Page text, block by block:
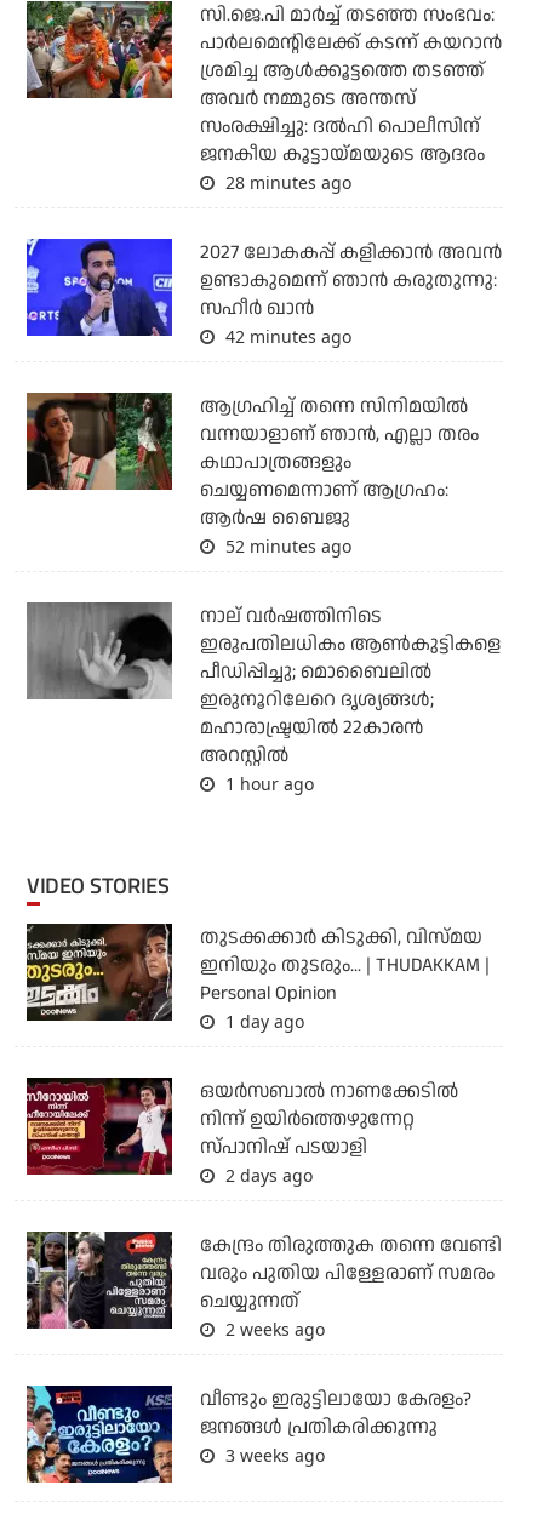
സി.ജെ.പി മാര്‍ച്ച് തടഞ്ഞ സംഭവം:
പാര്‍ലമെന്റിലേക്ക് കടന്ന് കയറാന്‍
ശ്രമിച്ച ആള്‍ക്കൂട്ടത്തെ തടഞ്ഞ്
അവര്‍ നമ്മുടെ അന്തസ്
സംരക്ഷിച്ചു: ദല്‍ഹി പൊലീസിന്
ജനകീയ കൂട്ടായ്മയുടെ ആദരം
28 minutes ago
2027 ലോകകപ്പ് കളിക്കാന്‍ അവന്‍
ഉണ്ടാകുമെന്ന് ഞാന്‍ കരുതുന്നു:
സഹീര്‍ ഖാന്‍
42 minutes ago
ആഗ്രഹിച്ച് തന്നെ സിനിമയില്‍
വന്നയാളാണ് ഞാന്‍, എല്ലാ തരം
കഥാപാത്രങ്ങളും
ചെയ്യണമെന്നാണ് ആഗ്രഹം:
ആര്‍ഷ ബൈജു
52 minutes ago
നാല് വര്‍ഷത്തിനിടെ
ഇരുപതിലധികം ആണ്‍കുട്ടികളെ
പീഡിപ്പിച്ചു; മൊബൈലില്‍
ഇരുനൂറിലേറെ ദൃശ്യങ്ങള്‍;
മഹാരാഷ്ട്രയില്‍ 22കാരന്‍
അറസ്റ്റില്‍
1 hour ago
VIDEO STORIES
തുടക്കക്കാര്‍ കിടുക്കി, വിസ്മയ
ഇനിയും തുടരും... | THUDAKKAM |
Personal Opinion
1 day ago
ഒയര്‍സബാൽ നാണക്കേടിൽ
നിന്ന് ഉയിർത്തെഴുന്നേറ്റ
സ്പാനിഷ് പടയാളി
2 days ago
കേന്ദ്രം തിരുത്തുക തന്നെ വേണ്ടി
വരും പുതിയ പിള്ളേരാണ് സമരം
ചെയ്യുന്നത്
2 weeks ago
വീണ്ടും ഇരുട്ടിലായോ കേരളം?
ജനങ്ങൾ പ്രതികരിക്കുന്നു
3 weeks ago